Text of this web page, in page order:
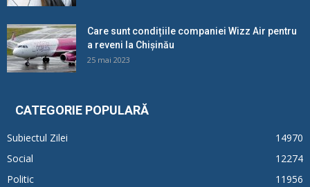
Care sunt condițiile companiei Wizz Air pentru
a reveni la Chișinău
25 mai 2023
CATEGORIE POPULARĂ
Subiectul Zilei
14970
Social
12274
Politic
11956